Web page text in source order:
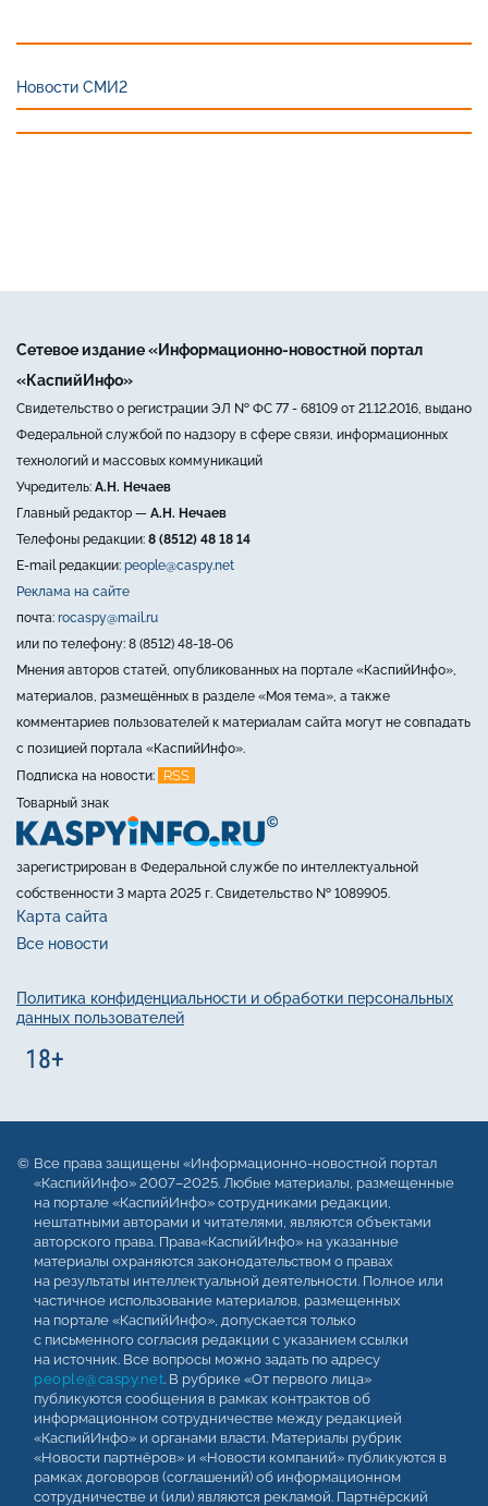
Новости СМИ2
Сетевое издание «Информационно-новостной портал
«КаспийИнфо»
Свидетельство о регистрации ЭЛ № ФС 77 - 68109 от 21.12.2016, выдано
Федеральной службой по надзору в сфере связи, информационных
технологий и массовых коммуникаций
Учредитель: А.Н. Нечаев
Главный редактор — А.Н. Нечаев
Телефоны редакции: 8 (8512) 48 18 14
E-mail редакции: people@caspy.net
Реклама на сайте
почта: rocaspy@mail.ru
или по телефону: 8 (8512) 48-18-06
Мнения авторов статей, опубликованных на портале «КаспийИнфо»,
материалов, размещённых в разделе «Моя тема», а также
комментариев пользователей к материалам сайта могут не совпадать
с позицией портала «КаспийИнфо».
Подписка на новости:
RSS
Товарный знак
зарегистрирован в Федеральной службе по интеллектуальной
собственности 3 марта 2025 г. Свидетельство № 1089905.
Карта сайта
Все новости
Политика конфиденциальности и обработки персональных
данных пользователей
Все права защищены «Информационно-новостной портал
«КаспийИнфо» 2007–2025. Любые материалы, размещенные
на портале «КаспийИнфо» сотрудниками редакции,
нештатными авторами и читателями, являются объектами
авторского права. Права«КаспийИнфо» на указанные
материалы охраняются законодательством о правах
на результаты интеллектуальной деятельности. Полное или
частичное использование материалов, размещенных
на портале «КаспийИнфо», допускается только
с письменного согласия редакции с указанием ссылки
на источник. Все вопросы можно задать по адресу
people@caspy.net. В рубрике «От первого лица»
публикуются сообщения в рамках контрактов об
информационном сотрудничестве между редакцией
«КаспийИнфо» и органами власти. Материалы рубрик
«Новости партнёров» и «Новости компаний» публикуются в
рамках договоров (соглашений) об информационном
сотрудничестве и (или) являются рекламой. Партнёрский